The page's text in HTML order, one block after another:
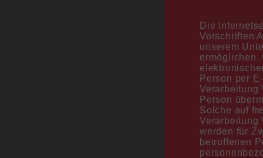
Die
Vorschriften
unserem
ermöglichen,
Person per
Verarbeitung
Person
Solche auf
Verarbeitung
werden für
betroffenen